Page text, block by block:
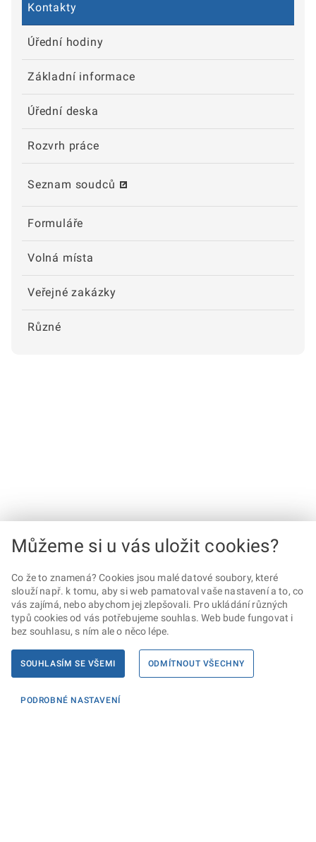
Kontakty
Úřední hodiny
Základní informace
Úřední deska
Rozvrh práce
Seznam soudců
Formuláře
Volná místa
Veřejné zakázky
Různé
Můžeme si u vás uložit cookies?
Co že to znamená? Cookies jsou malé datové soubory, které
slouží např. k tomu, aby si web pamatoval vaše nastavení a to, co
vás zajímá, nebo abychom jej zlepšovali. Pro ukládání různých
typů cookies od vás potřebujeme souhlas. Web bude fungovat i
bez souhlasu, s ním ale o něco lépe.
SOUHLASÍM SE VŠEMI ODMÍTNOUT VŠECHNY
PODROBNÉ NASTAVENÍ